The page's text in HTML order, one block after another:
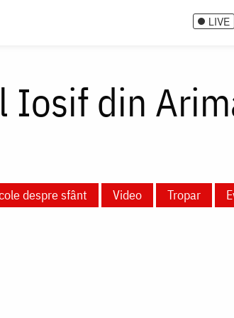
LIVE
Iosif din
despre sfânt Video Tropar